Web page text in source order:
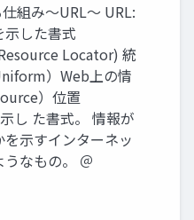
組み〜URL〜 URL:
⽰した書式
Locator) 統
）Web上の情
）位置
し た書式。 情報が
を⽰すインターネッ
うなもの。 ＠